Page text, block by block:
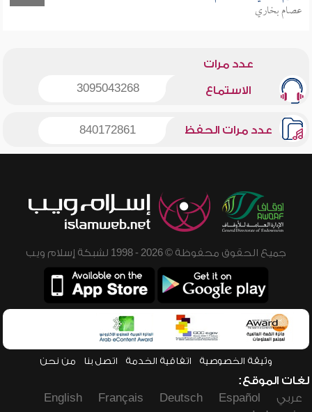
عصام بخاري
عدد مرات
الاستماع 3095043268
عدد مرات الحفظ 840172861
جميع الحقوق محفوظة © 2026 - 1998 لشبكة إسلام ويب
وثيقة الخصوصية اتفاقية الخدمة اتصل بنا من نحن
لغات الموقع:
عربي
Español
Deutsch
Français
English